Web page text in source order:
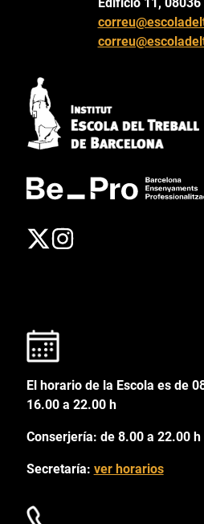
El horario de la Escola es de
16.00 a 22.00 h
Conserjería: de 8.00 a 22.00 h
Secretaría: ver horarios